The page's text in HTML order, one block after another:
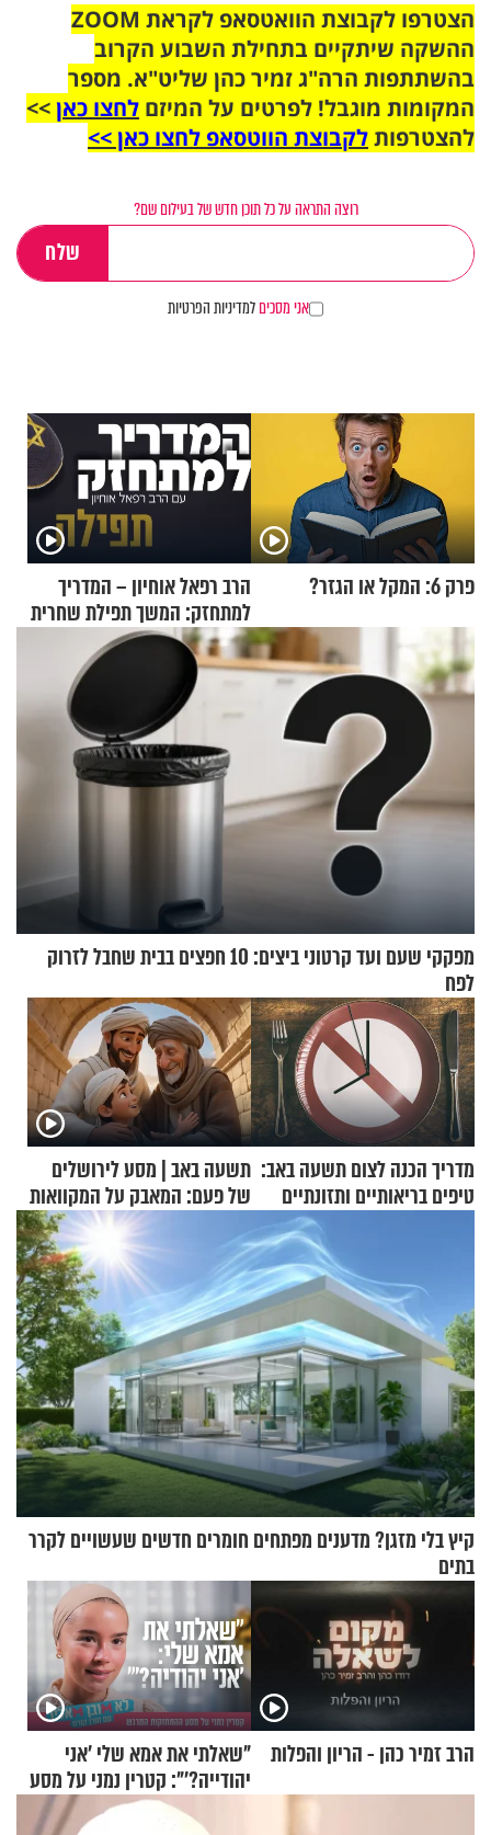
הצטרפו לקבוצת הוואטסאפ לקראת ZOOM
ההשקה שיתקיים בתחילת השבוע הקרוב
בהשתתפות הרה"ג זמיר כהן שליט"א. מספר
המקומות מוגבל! לפרטים על המיזם לחצו כאן>>
להצטרפותלקבוצת הווטסאפ לחצו כאן >>
רוצה התראה על כל תוכן חדש של בעילום שם?
אני מסכיםלמדיניות הפרטיות
פרק 6: המקל או הגזר?
הרב רפאל אוחיון – המדריך
למתחזק: המשך תפילת שחרית
מאשרי ועד עלינו
מפקקי שעם ועד קרטוני ביצים: 10 חפצים בבית שחבל לזרוק
לפח
מדריך הכנה לצום תשעה באב:
טיפים בריאותיים ותזונתיים
תשעה באב | מסע לירושלים
של פעם: המאבק על המקוואות
קיץ בלי מזגן? מדענים מפתחים חומרים חדשים שעשויים לקרר
בתים
הרב זמיר כהן - הריון והפלות
"שאלתי את אמא שלי 'אני
יהודייה?'": קטרין נמני על מסע
ההתחזקות המרגש